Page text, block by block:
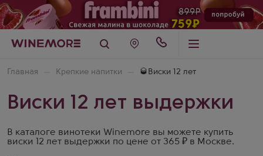
Главная Крепкие напитки 🥃Виски 12 лет
Виски 12 лет выдержки
В каталоге винотеки Winemore вы можете купить
виски 12 лет выдержки по цене от 365 ₽ в Москве.